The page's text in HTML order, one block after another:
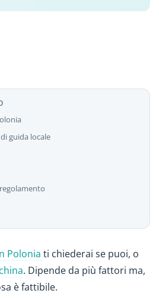
guida locale
Polonia ti chiederai se puoi, o
. Dipende da più fattori ma,
è fattibile.